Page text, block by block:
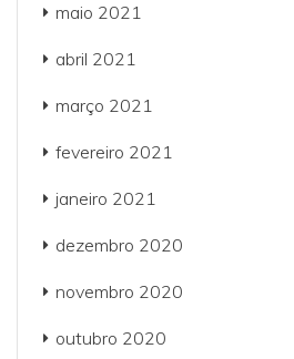
maio 2021
abril 2021
março 2021
fevereiro 2021
janeiro 2021
dezembro 2020
novembro 2020
outubro 2020